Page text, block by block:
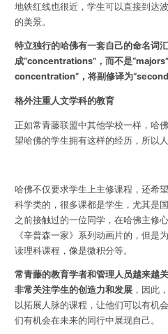
地铁红线也很近，学生可以直接到达
的美景。
特立独行的哈佛有一套自己的命名词
成“concentrations”，而不是
concentration”，将副修译为
格外注重人文学科的教育
正如常青藤联盟中其他学校一样，哈
望哈佛的学生拥有这样的经历，所以
哈佛不仅要求学生上主修课程，还希
科学类的，很多课都是学生，尤其是
之前接触过的一位同学，在哈佛主修
《辛普森一家》系列动画片的，但是
读理科课程，像是微积分等。
常青藤的教育学者和管理人员越来越
非常关注学生的创造力和发展，因此
以拓展人脉的课程，让他们可以有机
们有机会在未来的同行中展现自己。